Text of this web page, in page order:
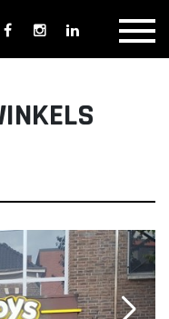
en -tijden
Musea